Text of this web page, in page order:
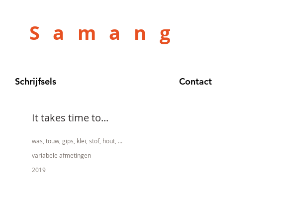
Schrijfsels Contact
It takes time to...
was, touw, gips, klei, stof, hout, ...
variabele afmetingen
2019